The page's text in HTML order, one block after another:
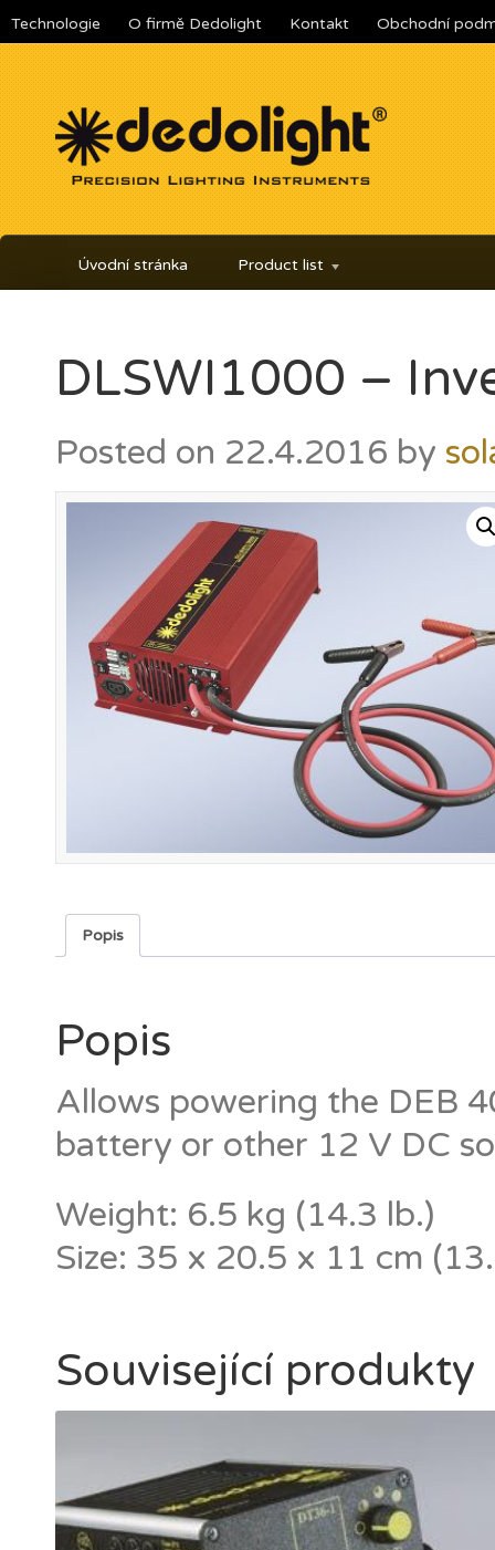
Technologie O firmě Dedolight Kontakt Obchodní
Úvodní stránka Product list
DLSWI1000 –
Posted on 22.4.2016 by
Popis
Popis
Allows powering the DEB
battery or other 12 V DC
Weight: 6.5 kg (14.3 lb.)
Size: 35 x 20.5 x 11 cm
Související produkty